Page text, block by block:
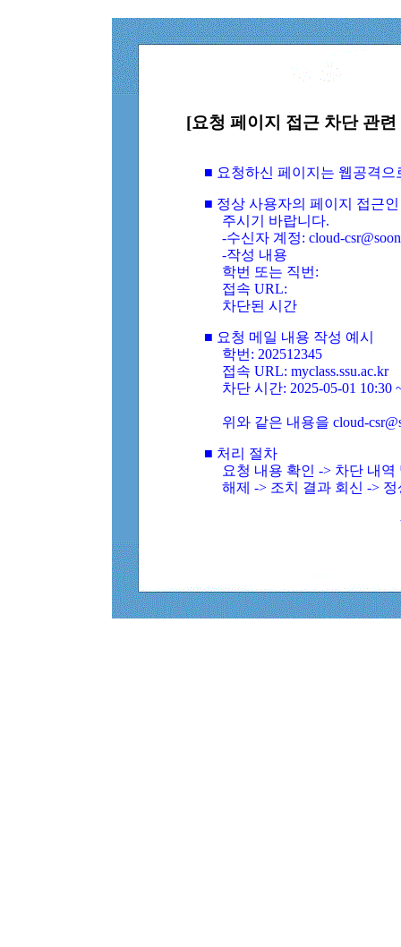
[요청 페이지 접근 차단 관
■ 요청하신 페이지는 웹공격
■ 정상 사용자의 페이지 접근
주시기 바랍니다.
-수신자 계정: cloud-
-작성 내용
학번 또는 직번:
접속 URL:
차단된 시간
■ 요청 메일 내용 작성 예시
학번: 202512345
접속 URL: myclass.ssu.ac.kr
차단 시간: 2025-05-01 10:30
위와 같은 내용을 cloud-
■ 처리 절차
요청 내용 확인 -> 차단 내
해제 -> 조치 결과 회신 ->